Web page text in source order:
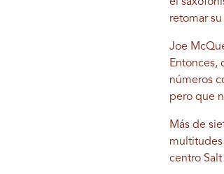
el
retomar
Joe
Entonces,
números
pero que
Más de
multitudes
centro